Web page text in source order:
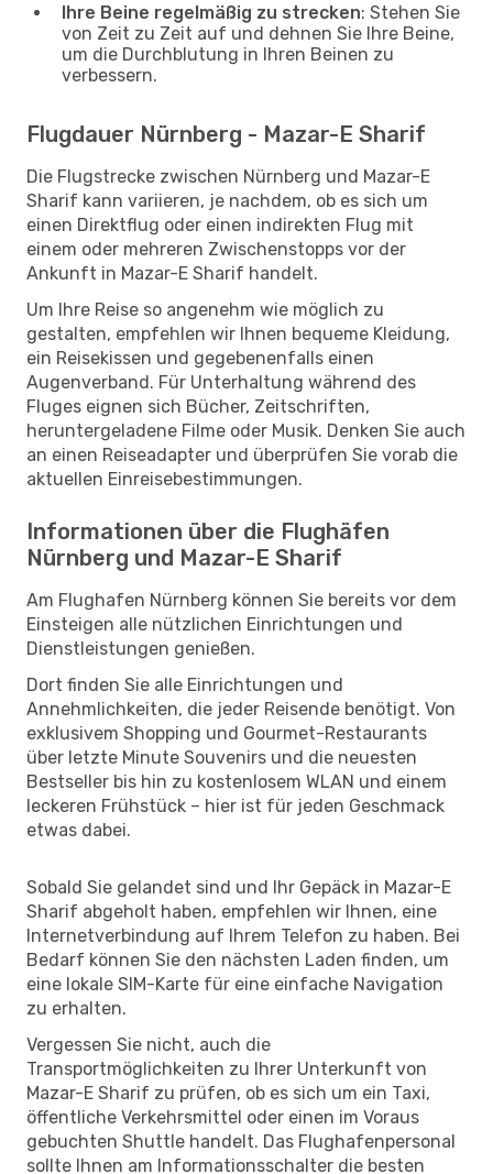
Ihre Beine regelmäßig zu strecken: Stehen Sie
von Zeit zu Zeit auf und dehnen Sie Ihre Beine,
um die Durchblutung in Ihren Beinen zu
verbessern.
Flugdauer Nürnberg - Mazar-E Sharif
Die Flugstrecke zwischen Nürnberg und Mazar-E
Sharif kann variieren, je nachdem, ob es sich um
einen Direktflug oder einen indirekten Flug mit
einem oder mehreren Zwischenstopps vor der
Ankunft in Mazar-E Sharif handelt.
Um Ihre Reise so angenehm wie möglich zu
gestalten, empfehlen wir Ihnen bequeme Kleidung,
ein Reisekissen und gegebenenfalls einen
Augenverband. Für Unterhaltung während des
Fluges eignen sich Bücher, Zeitschriften,
heruntergeladene Filme oder Musik. Denken Sie auch
an einen Reiseadapter und überprüfen Sie vorab die
aktuellen Einreisebestimmungen.
Informationen über die Flughäfen
Nürnberg und Mazar-E Sharif
Am Flughafen Nürnberg können Sie bereits vor dem
Einsteigen alle nützlichen Einrichtungen und
Dienstleistungen genießen.
Dort finden Sie alle Einrichtungen und
Annehmlichkeiten, die jeder Reisende benötigt. Von
exklusivem Shopping und Gourmet-Restaurants
über letzte Minute Souvenirs und die neuesten
Bestseller bis hin zu kostenlosem WLAN und einem
leckeren Frühstück – hier ist für jeden Geschmack
etwas dabei.
Sobald Sie gelandet sind und Ihr Gepäck in Mazar-E
Sharif abgeholt haben, empfehlen wir Ihnen, eine
Internetverbindung auf Ihrem Telefon zu haben. Bei
Bedarf können Sie den nächsten Laden finden, um
eine lokale SIM-Karte für eine einfache Navigation
zu erhalten.
Vergessen Sie nicht, auch die
Transportmöglichkeiten zu Ihrer Unterkunft von
Mazar-E Sharif zu prüfen, ob es sich um ein Taxi,
öffentliche Verkehrsmittel oder einen im Voraus
gebuchten Shuttle handelt. Das Flughafenpersonal
sollte Ihnen am Informationsschalter die besten